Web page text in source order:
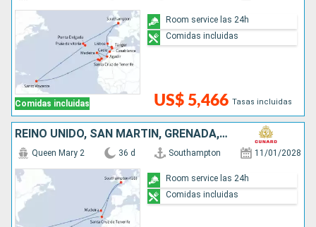
Comidas incluidas US$ 5,466 Tasas incluidas
Room service las 24h
Comidas incluidas
REINO UNIDO, SAN MARTÍN, GRENADA, SANTA LUCIA, BARBADOS, DOMINICA, ANTIGUA Y BARBUDA, PORTUGAL
Queen Mary 2 36 d Southampton 11/01/2028
Room service las 24h
Comidas incluidas